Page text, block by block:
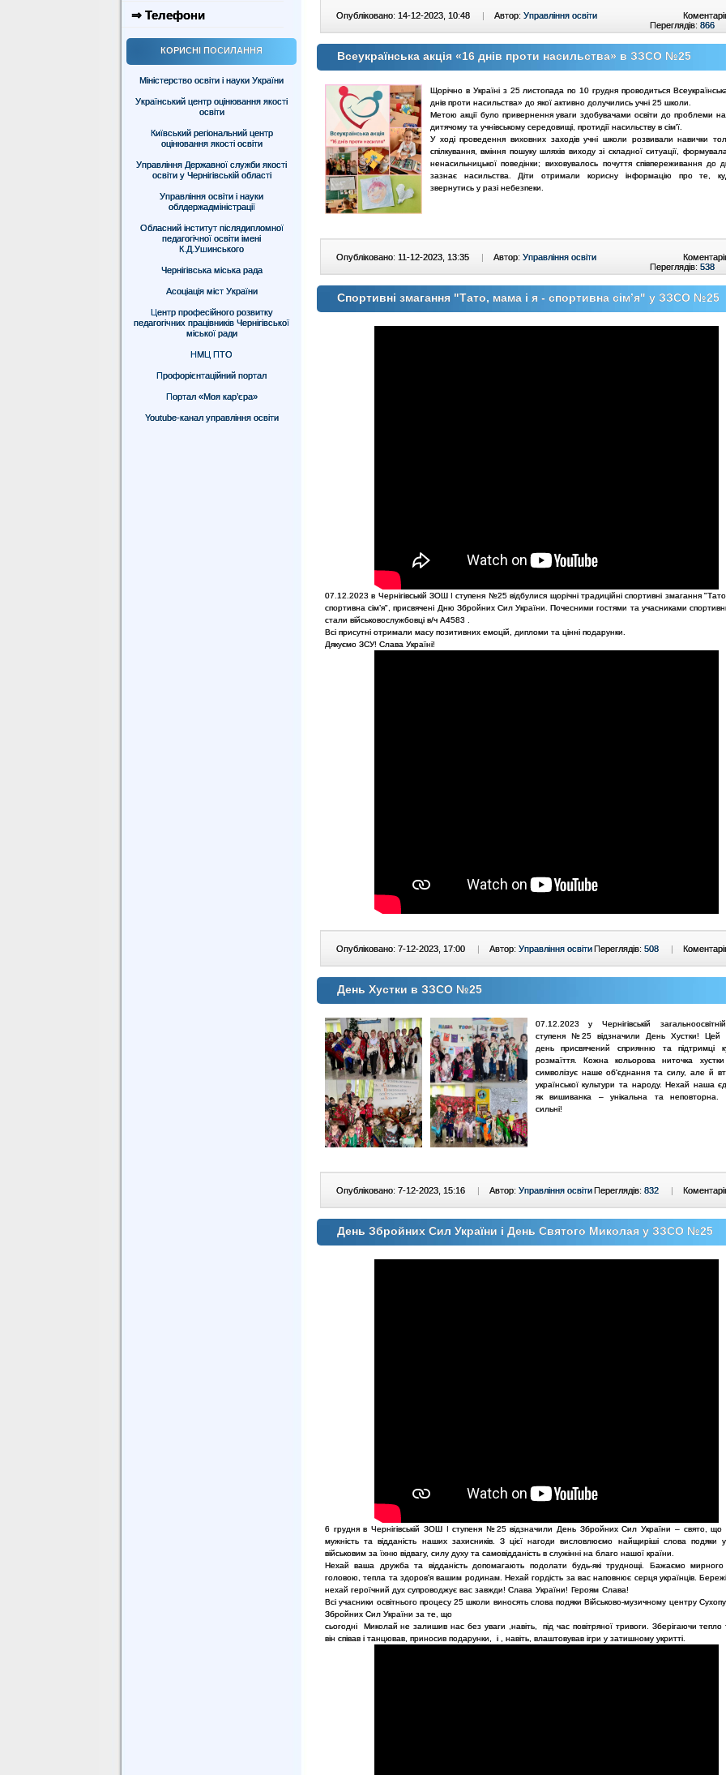
⇒ Телефони
КОРИСНІ ПОСИЛАННЯ
Міністерство освіти і науки України
Український центр оцінювання якості
освіти
Київський регіональний центр
оцінювання якості освіти
Управління Державної служби якості
освіти у Чернігівській області
Управління освіти і науки
облдержадміністрації
Обласний інститут післядипломної
педагогічної освіти імені
К.Д.Ушинського
Чернігівська міська рада
Асоціація міст України
Центр професійного розвитку
педагогічних працівників Чернігівської
міської ради
НМЦ ПТО
Профорієнтаційний портал
Портал «Моя кар’єра»
Youtube-канал управління освіти
Опубліковано: 14-12-2023, 10:48 | Автор: Управління освіти
Переглядів: 866
Всеукраїнська акція «16 днів проти насильства» в ЗЗСО №25
Щорічно в Україні з 25 листопада по 10 грудня проводиться
днів проти насильства» до якої активно долучились учні 25 школи.
Метою акції було привернення уваги здобувачами освіти до проблеми
дитячому та учнівському середовищі, протидії насильству в сім'ї.
У ході проведення виховних заходів учні школи розвивали навички
спілкування, вміння пошуку шляхів виходу зі складної ситуації,
ненасильницької поведінки; виховувалось почуття співпереживання до
зазнає насильства. Діти отримали корисну інформацію про те,
звернутись у разі небезпеки.
Опубліковано: 11-12-2023, 13:35 | Автор: Управління освіти
Переглядів: 538
Спортивні змагання "Тато, мама і я - спортивна сімʼя" у ЗЗСО №25
07.12.2023 в Чернігівській ЗОШ I ступеня №25 відбулися щорічні традиційні спортивні змагання
спортивна сімʼя", присвячені Дню Збройних Сил України. Почесними гостями та учасниками
стали військовослужбовці в/ч А4583 .
Всі присутні отримали масу позитивних емоцій, дипломи та цінні подарунки.
Дякуємо ЗСУ! Слава Україні!
Опубліковано: 7-12-2023, 17:00 | Автор: Управління освітиПереглядів: 508 |
День Хустки в ЗЗСО №25
07.12.2023 у Чернігівській
ступеня №25 відзначили День Хустки! Цей
день присвячений сприянню та підтримці
розмаїття. Кожна кольорова ниточка
символізує наше об'єднання та силу, але й
української культури та народу. Нехай наша
як вишиванка – унікальна та
сильні!
Опубліковано: 7-12-2023, 15:16 | Автор: Управління освітиПереглядів: 832 |
День Збройних Сил України і День Святого Миколая у ЗЗСО №25
6 грудня в Чернігівській ЗОШ І ступеня №25 відзначили День Збройних Сил України – свято, що
мужність та відданість наших захисників. З цієї нагоди висловлюємо найщиріші слова подяки
військовим за їхню відвагу, силу духу та самовідданість в служінні на благо нашої країни.
Нехай ваша дружба та відданість допомагають подолати будь-які труднощі. Бажаємо
головою, тепла та здоров'я вашим родинам. Нехай гордість за вас наповнює серця українців.
нехай героїчний дух супроводжує вас завжди! Слава України! Героям Слава!
Всі учасники освітнього процесу 25 школи виносять слова подяки Військово-музичному центру
Збройних Сил України за те, що
сьогодні Миколай не залишив нас без уваги ,навіть, під час повітряної тривоги. Зберігаючи тепло
він співав і танцював, приносив подарунки, і , навіть, влаштовував ігри у затишному укритті.